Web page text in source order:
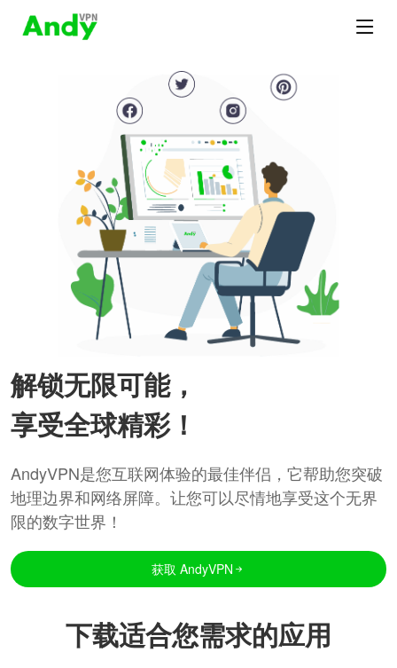
解锁无限可能，
享受全球精彩！
AndyVPN是您互联网体验的最佳伴侣，它帮助您突破
地理边界和网络屏障。让您可以尽情地享受这个无界
限的数字世界！
获取 AndyVPN
下载适合您需求的应用